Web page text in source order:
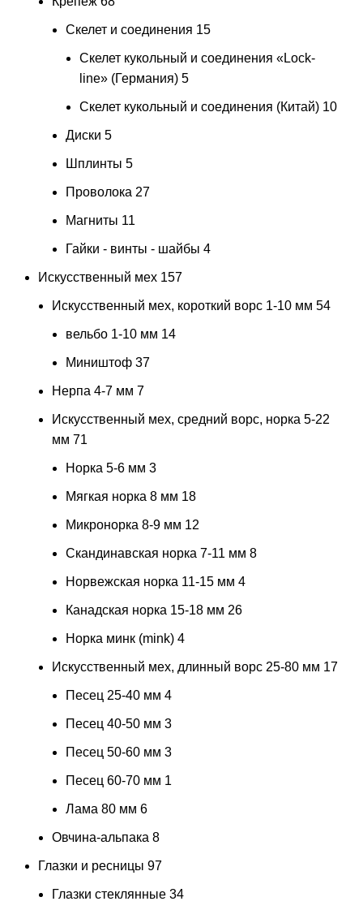
Скелет и соединения 15
Скелет кукольный и соединения «Lock-
line» (Германия) 5
Скелет кукольный и соединения (Китай) 10
Диски 5
Шплинты 5
Проволока 27
Магниты 11
Гайки - винты - шайбы 4
Искусственный мех 157
Искусственный мех, короткий ворс 1-10 мм 54
вельбо 1-10 мм 14
Миништоф 37
Нерпа 4-7 мм 7
Искусственный мех, средний ворс, норка 5-22
мм 71
Норка 5-6 мм 3
Мягкая норка 8 мм 18
Микронорка 8-9 мм 12
Скандинавская норка 7-11 мм 8
Норвежская норка 11-15 мм 4
Канадская норка 15-18 мм 26
Норка минк (mink) 4
Искусственный мех, длинный ворс 25-80 мм 17
Песец 25-40 мм 4
Песец 40-50 мм 3
Песец 50-60 мм 3
Песец 60-70 мм 1
Лама 80 мм 6
Овчина-альпака 8
Глазки и ресницы 97
Глазки стеклянные 34